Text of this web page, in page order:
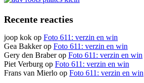
Recente reacties
joop kok op Foto 611: verzin en win
Gea Bakkerop Foto 611: verzin en win
Gery den Braberop Foto 611: verzin en win
Piet Verburg op Foto 611: verzin en win
Frans van Mierlo op Foto 611: verzin en win